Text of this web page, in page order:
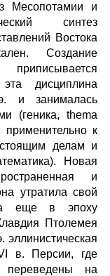
Месопотамии и
синтез
Востока
Создание
дисциплина
и занималась
(геника, thema
к
делам и
Новая
и
утратила свой
еще в эпоху
Птолемея
в. Персии, где
переведены на